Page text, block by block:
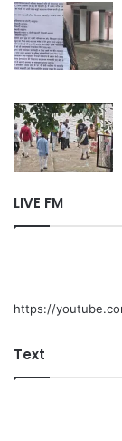
LIVE FM
https://
Text